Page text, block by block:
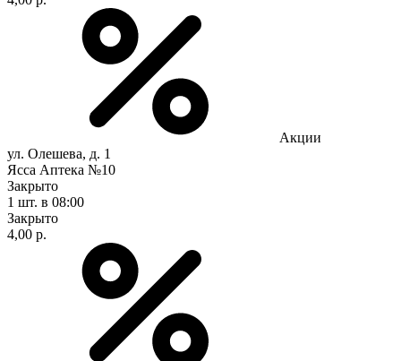
Акции
ул. Олешева, д. 1
Ясса Аптека №10
Закрыто
1 шт. в 08:00
Закрыто
4,00 р.